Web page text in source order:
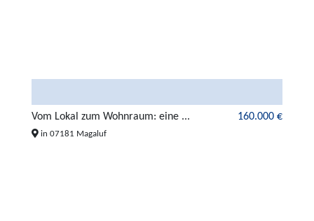
Vom Lokal zum Wohnraum: eine ... 160.000 €
in 07181 Magaluf